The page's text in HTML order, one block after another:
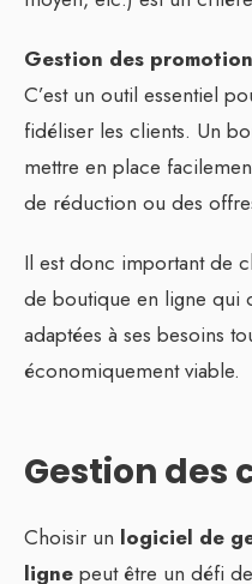
Gestion des
C’est un outil essentiel
fidéliser les clients. Un
mettre en place
de réduction ou des
Il est donc important de
de boutique en ligne qui
adaptées à ses besoins
économiquement viable.
Gestion des
Choisir un logiciel de
ligne peut être un défi